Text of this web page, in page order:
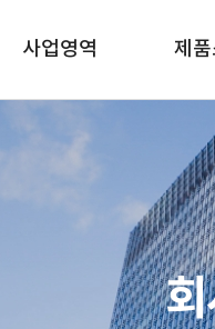
사업영역 제품
천정